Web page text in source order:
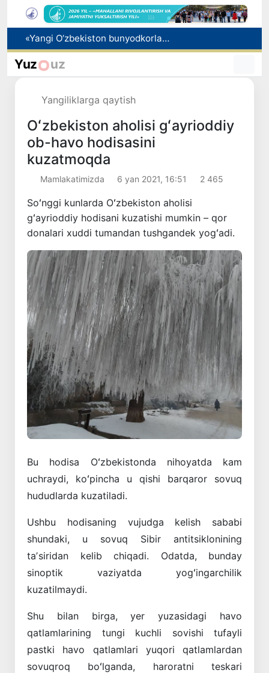
Oltoy kompaniyasi O‘zbekistonda fitoterapevtik mahsulotlar ishlab chiqarishni rejalashtirmoqda
Vakant o‘rinlarga o‘qishga kirish imkoniyati yaratiladi
Yuz uz
Yangiliklarga qaytish
Oʻzbekiston aholisi gʻayrioddiy
ob-havo hodisasini
kuzatmoqda
Mamlakatimizda 6 yan 2021, 16:51 2 465
Soʻnggi kunlarda Oʻzbekiston aholisi
gʻayrioddiy hodisani kuzatishi mumkin – qor
donalari xuddi tumandan tushgandek yogʻadi.
Bu hodisa Oʻzbekistonda nihoyatda kam
uchraydi, koʻpincha u qishi barqaror sovuq
hududlarda kuzatiladi.
Ushbu hodisaning vujudga kelish sababi
shundaki, u sovuq Sibir antitsiklonining
taʼsiridan kelib chiqadi. Odatda, bunday
sinoptik vaziyatda yogʻingarchilik
kuzatilmaydi.
Shu bilan birga, yer yuzasidagi havo
qatlamlarining tungi kuchli sovishi tufayli
pastki havo qatlamlari yuqori qatlamlardan
sovuqroq boʻlganda, haroratni teskari